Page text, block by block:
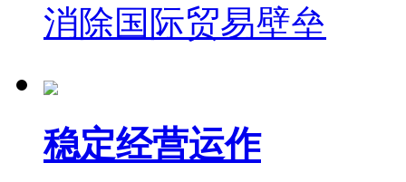
消除国际贸易壁垒
稳定经营运作